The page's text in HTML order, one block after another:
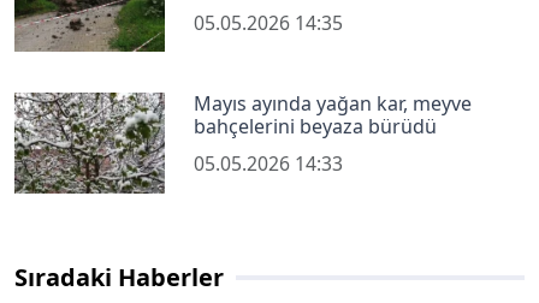
05.05.2026 14:35
Mayıs ayında yağan kar, meyve
bahçelerini beyaza bürüdü
05.05.2026 14:33
Sıradaki Haberler